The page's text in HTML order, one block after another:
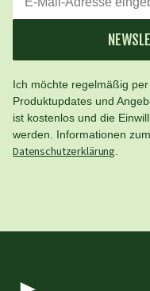
Ich möchte regelmäßig
Produktupdates und
ist kostenlos und die
werden. Informationen
Datenschutzerklärung.